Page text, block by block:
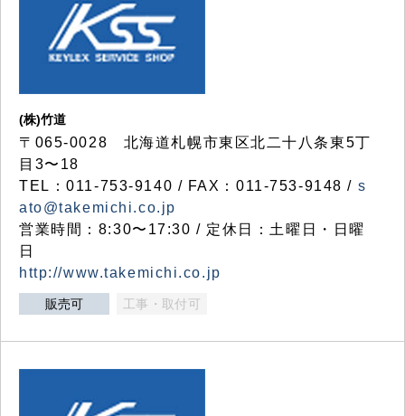
(株)竹道
〒065-0028 北海道札幌市東区北二十八条東5丁
目3〜18
TEL：011-753-9140 / FAX：011-753-9148 / s
ato@takemichi.co.jp
営業時間：8:30〜17:30 / 定休日：土曜日・日曜
日
http://www.takemichi.co.jp
販売可 工事・取付可